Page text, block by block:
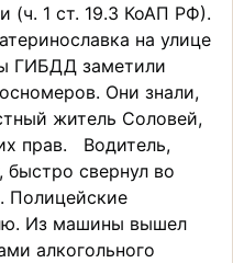
(ч. 1 ст. 19.3 КоАП РФ).
на улице
ГИБДД заметили
Они знали,
житель Соловей,
прав. Водитель,
свернул во
Полицейские
Из машины вышел
алкогольного